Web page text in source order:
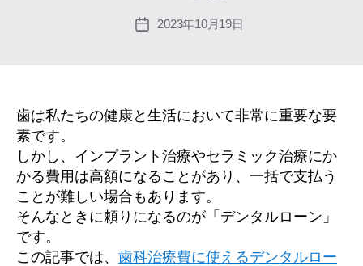
投
2023年10月19日
歯は私たちの健康と生活において非常に重要な要
素です。
しかし、インプラント治療やセラミック治療にか
かる費用は高額になることがあり、一括で支払う
ことが難しい場合もあります。
そんなときに頼りになるのが「デンタルローン」
です。
この記事では、 歯科治療費に使えるデンタルロー